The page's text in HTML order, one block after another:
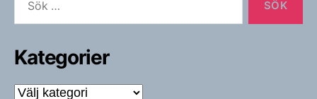
efter:
Kategorier
Kategorier